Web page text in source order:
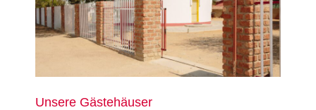
Unsere Gästehäuser